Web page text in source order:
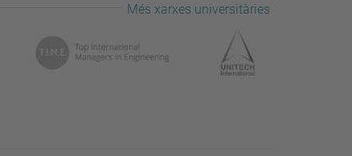
Més xarxes universitàries